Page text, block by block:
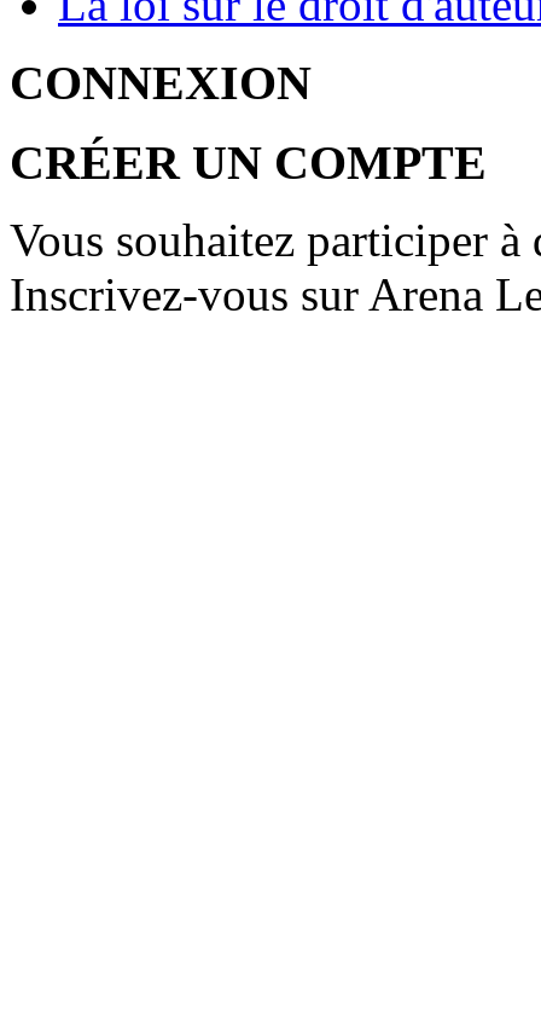
CONNEXION
CRÉER UN COMPTE
Vous souhaitez participer
Inscrivez-vous sur Arena